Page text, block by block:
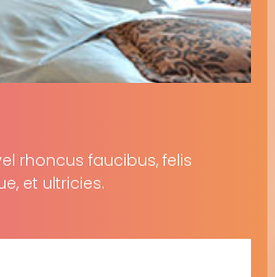
rhoncus faucibus, felis
et ultricies.